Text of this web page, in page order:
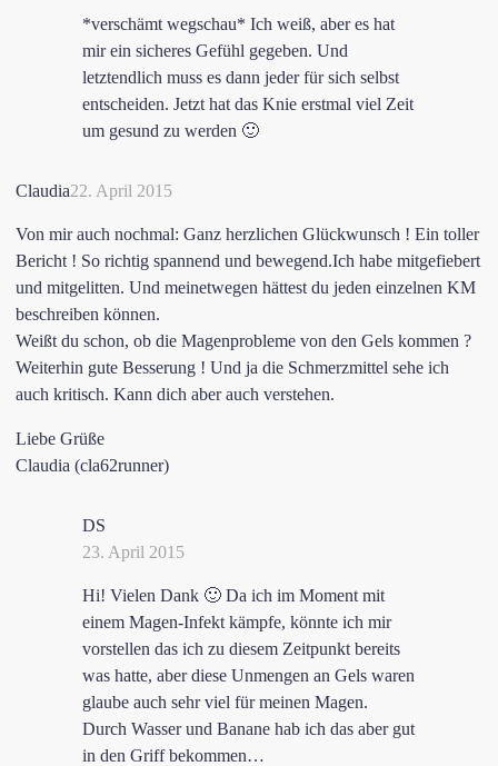
*verschämt wegschau* Ich weiß, aber es hat
mir ein sicheres Gefühl gegeben. Und
letztendlich muss es dann jeder für sich selbst
entscheiden. Jetzt hat das Knie erstmal viel Zeit
um gesund zu werden 🙂
Claudia22. April 2015
Von mir auch nochmal: Ganz herzlichen Glückwunsch ! Ein toller
Bericht ! So richtig spannend und bewegend.Ich habe mitgefiebert
und mitgelitten. Und meinetwegen hättest du jeden einzelnen KM
beschreiben können.
Weißt du schon, ob die Magenprobleme von den Gels kommen ?
Weiterhin gute Besserung ! Und ja die Schmerzmittel sehe ich
auch kritisch. Kann dich aber auch verstehen.
Liebe Grüße
Claudia (cla62runner)
DS
23. April 2015
Hi! Vielen Dank 🙂 Da ich im Moment mit
einem Magen-Infekt kämpfe, könnte ich mir
vorstellen das ich zu diesem Zeitpunkt bereits
was hatte, aber diese Unmengen an Gels waren
glaube auch sehr viel für meinen Magen.
Durch Wasser und Banane hab ich das aber gut
in den Griff bekommen…